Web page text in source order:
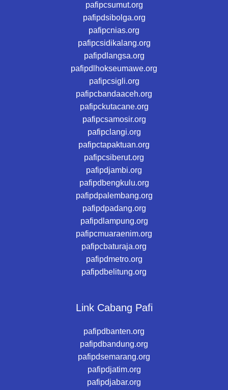
pafipcsumut.org
pafipdsibolga.org
pafipcnias.org
pafipcsidikalang.org
pafipdlangsa.org
pafipdlhokseumawe.org
pafipcsigli.org
pafipcbandaaceh.org
pafipckutacane.org
pafipcsamosir.org
pafipclangi.org
pafipctapaktuan.org
pafipcsiberut.org
pafipdjambi.org
pafipdbengkulu.org
pafipdpalembang.org
pafipdpadang.org
pafipdlampung.org
pafipcmuaraenim.org
pafipcbaturaja.org
pafipdmetro.org
pafipdbelitung.org
Link Cabang Pafi
pafipdbanten.org
pafipdbandung.org
pafipdsemarang.org
pafipdjatim.org
pafipdjabar.org